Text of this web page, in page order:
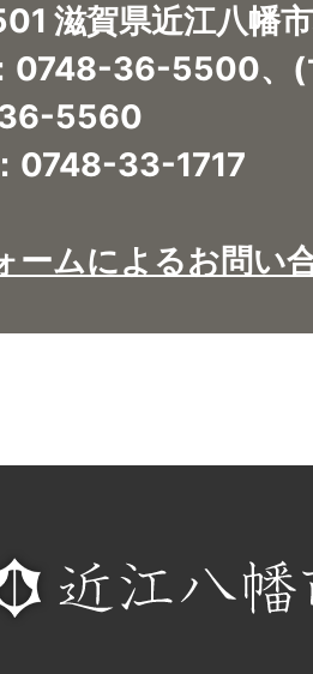
滋賀県近江八幡
0748-36-5500、(
5560
0748-33-1717
ームによるお問い